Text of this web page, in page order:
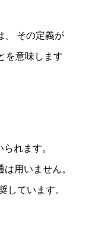
、 その定義が
を意味します
れます。
用いません。
しています。